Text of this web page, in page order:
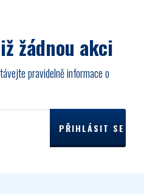
žádnou akci
pravidelně informace o